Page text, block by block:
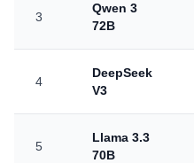
3
Qwen 3
72B
4
DeepSeek
V3
5
Llama 3.3
70B